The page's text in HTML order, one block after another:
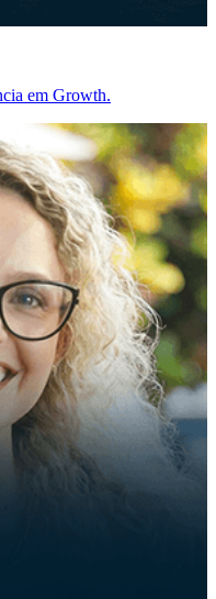
em Growth.